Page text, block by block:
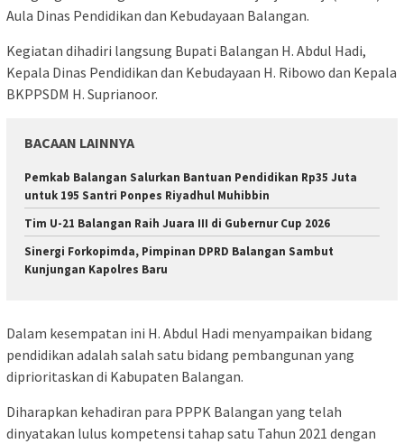
Aula Dinas Pendidikan dan Kebudayaan Balangan.
Kegiatan dihadiri langsung Bupati Balangan H. Abdul Hadi,
Kepala Dinas Pendidikan dan Kebudayaan H. Ribowo dan Kepala
BKPPSDM H. Suprianoor.
BACAAN LAINNYA
Pemkab Balangan Salurkan Bantuan Pendidikan Rp35 Juta
untuk 195 Santri Ponpes Riyadhul Muhibbin
Tim U-21 Balangan Raih Juara III di Gubernur Cup 2026
Sinergi Forkopimda, Pimpinan DPRD Balangan Sambut
Kunjungan Kapolres Baru
Dalam kesempatan ini H. Abdul Hadi menyampaikan bidang
pendidikan adalah salah satu bidang pembangunan yang
diprioritaskan di Kabupaten Balangan.
Diharapkan kehadiran para PPPK Balangan yang telah
dinyatakan lulus kompetensi tahap satu Tahun 2021 dengan